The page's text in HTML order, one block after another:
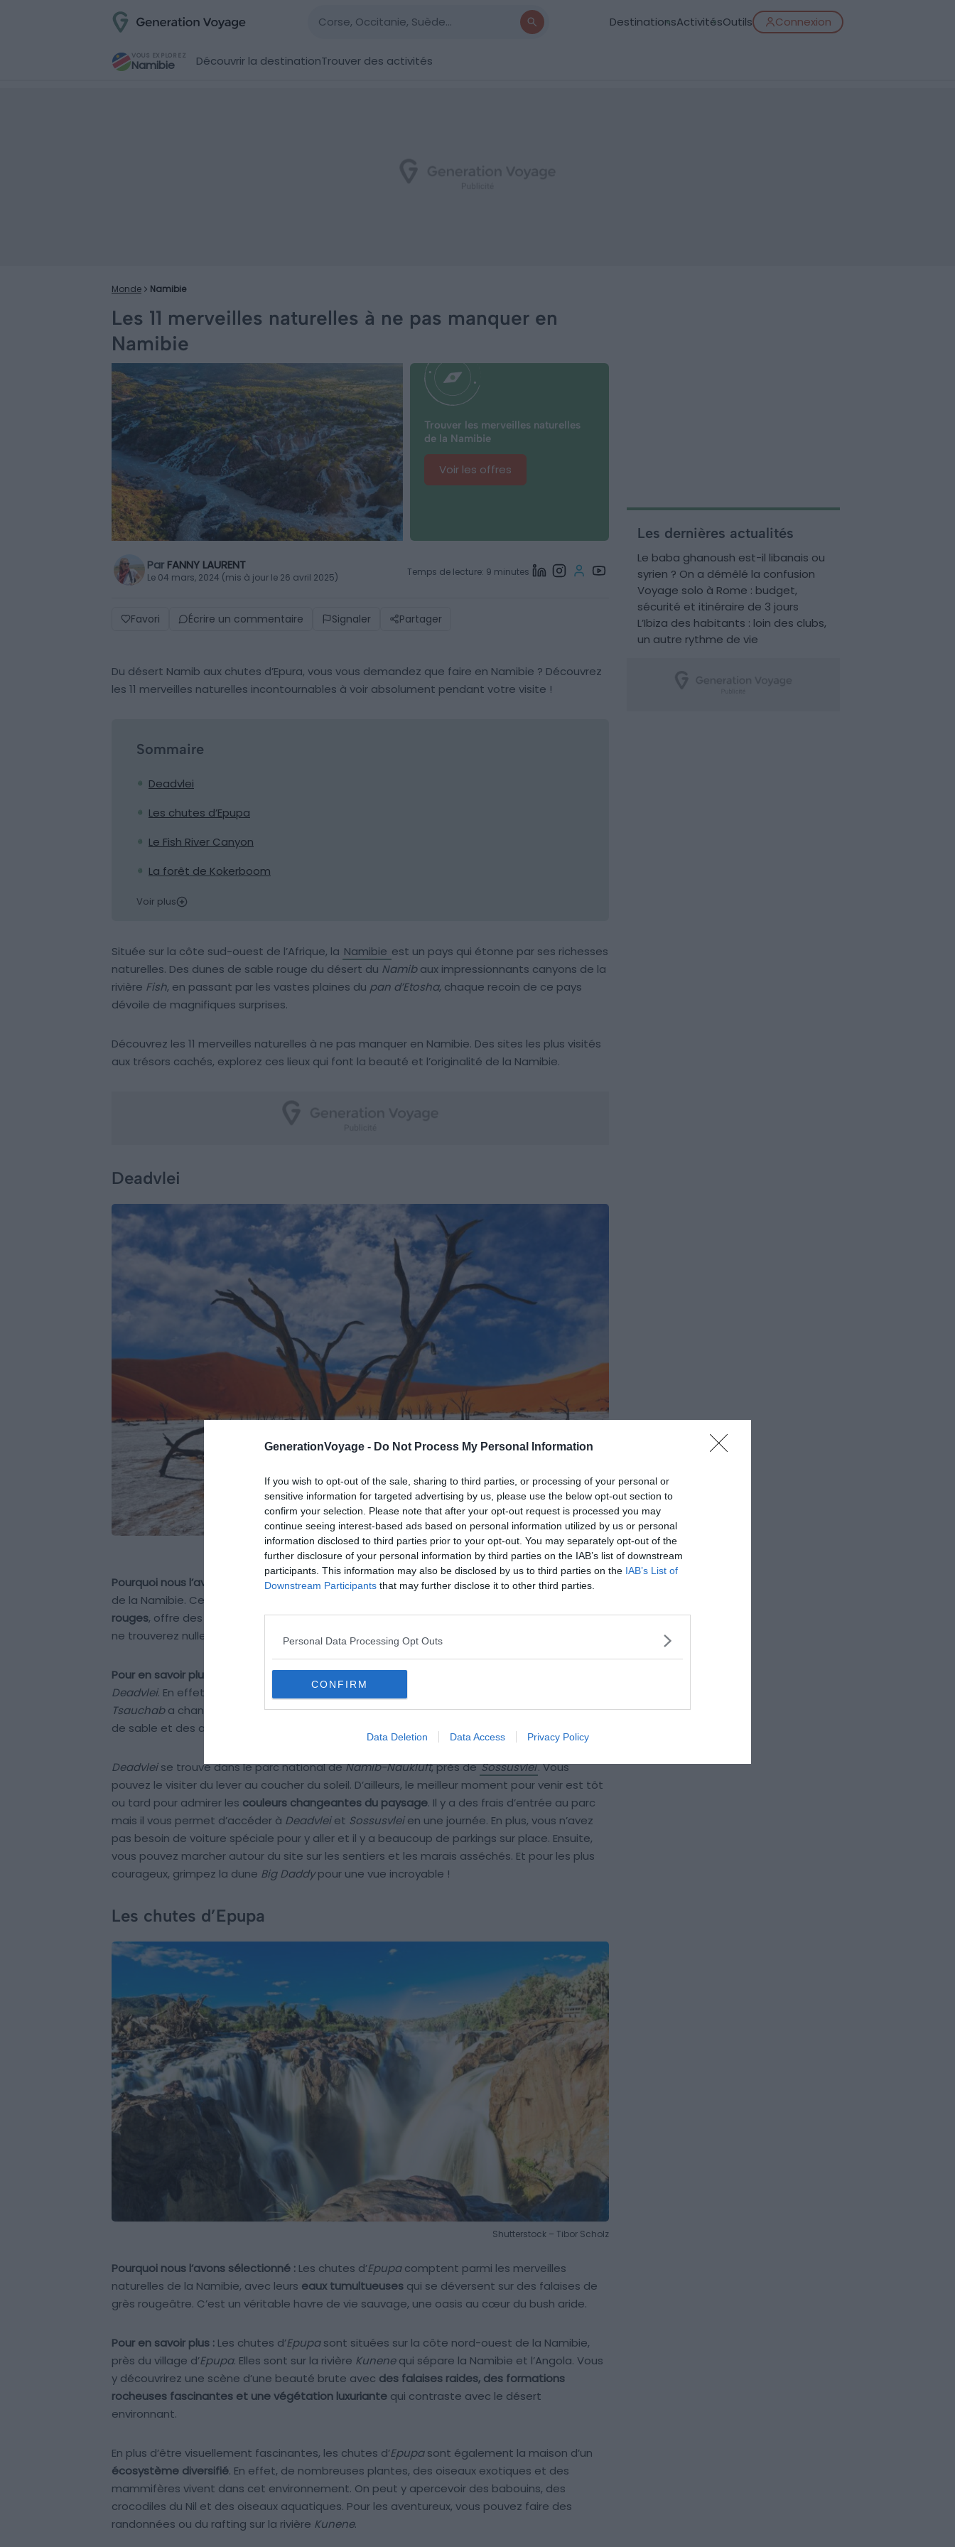
GenerationVoyage - Do Not Process My Personal Information
If you wish to opt-out of the sale, sharing to third parties, or processing of your personal or
sensitive information for targeted advertising by us, please use the below opt-out section to
confirm your selection. Please note that after your opt-out request is processed you may
continue seeing interest-based ads based on personal information utilized by us or personal
information disclosed to third parties prior to your opt-out. You may separately opt-out of the
further disclosure of your personal information by third parties on the IAB’s list of downstream
participants. This information may also be disclosed by us to third parties on the IAB’s List of
Downstream Participants that may further disclose it to other third parties.
Personal Data Processing Opt Outs
CONFIRM
Data Deletion Data Access Privacy Policy
DestinationsActivitésOutils Connexion
VOUS EXPLOREZ
Namibie Découvrir la destinationTrouver des activités
Monde Namibie
Les 11 merveilles naturelles à ne pas manquer en
Namibie
Trouver les merveilles naturelles
de la Namibie
Voir les offres
Par FANNY LAURENT
Le 04 mars, 2024 (mis à jour le 26 avril 2025) Temps de lecture: 9 minutes
Favori Écrire un commentaire Signaler Partager
Du désert Namib aux chutes d’Epura, vous vous demandez que faire en Namibie ? Découvrez
les 11 merveilles naturelles incontournables à voir absolument pendant votre visite !
Sommaire
Deadvlei
Les chutes d’Epupa
Le Fish River Canyon
La forêt de Kokerboom
Voir plus
Située sur la côte sud-ouest de l’Afrique, la Namibie est un pays qui étonne par ses richesses
naturelles. Des dunes de sable rouge du désert du Namibaux impressionnants canyons de la
rivière Fish, en passant par les vastes plaines du pan d’Etosha, chaque recoin de ce pays
dévoile de magnifiques surprises.
Découvrez les 11 merveilles naturelles à ne pas manquer en Namibie. Des sites les plus visités
aux trésors cachés, explorez ces lieux qui font la beauté et l’originalité de la Namibie.
Deadvlei
Shutterstock – Oleg Znamenskiy
Pourquoi nous l’avons sélectionné :Deadvleiest sans aucun doute le joyau photographique
de la Namibie. Ce marais asséché et argileux, parsemé d’
rouges, offre des contrastes visuels étonnants. Un spectacle unique en son genre, que vous
ne trouverez nulle part ailleurs dans le monde.
Pour en savoir plus :
Un processus géologique complexe est à l’origine de la formation de
Deadvlei. En effet, c’était autrefois un maraiset il s’est asséché lorsque le cours de la rivière
Tsauchaba changé. Maintenant, c’est une merveille naturelle de la Namibie avec des dunes
de sable et des arbres morts figés.
Deadvleise trouve dans le parc national deNamib-Naukluft, près deSossusvlei. Vous
pouvez le visiter du lever au coucher du soleil. D’ailleurs, le meilleur moment pour venir est tôt
ou tard pour admirer les couleurs changeantes du paysage. Il y a des frais d’entrée au parc
mais il vous permet d’accéder à Deadvleiet Sossusvleien une journée. En plus, vous n’avez
pas besoin de voiture spéciale pour y aller et il y a beaucoup de parkings sur place. Ensuite,
vous pouvez marcher autour du site sur les sentiers et les marais asséchés. Et pour les plus
courageux, grimpez la dune Big Daddypour une vue incroyable !
Les chutes d’Epupa
Shutterstock – Tibor Scholz
Pourquoi nous l’avons sélectionné : Les chutes d’Epupacomptent parmi les merveilles
naturelles de la Namibie, avec leurs eaux tumultueuses qui se déversent sur des falaises de
grès rougeâtre. C’est un véritable havre de vie sauvage, une oasis au cœur du bush aride.
Pour en savoir plus : Les chutes d’Epupasont situées sur la côte nord-ouest de la Namibie,
près du village d’Epupa. Elles sont sur la rivière Kunenequi sépare la Namibie et l’Angola. Vous
y découvrirez une scène d’une beauté brute avec des falaises raides, des formations
rocheuses fascinantes et une végétation luxuriante qui contraste avec le désert
environnant.
En plus d’être visuellement fascinantes, les chutes d’Epupasont également la maison d’un
écosystème diversifié. En effet, de nombreuses plantes, des oiseaux exotiques et des
mammifères vivent dans cet environnement. On peut y apercevoir des babouins, des
crocodiles du Nil et des oiseaux aquatiques. Pour les aventureux, vous pouvez faire des
randonnées ou du rafting sur la rivière Kunene.
Les dernières actualités
Le baba ghanoush est-il libanais ou
syrien ? On a démêlé la confusion
Voyage solo à Rome : budget,
sécurité et itinéraire de 3 jours
L’Ibiza des habitants : loin des clubs,
un autre rythme de vie